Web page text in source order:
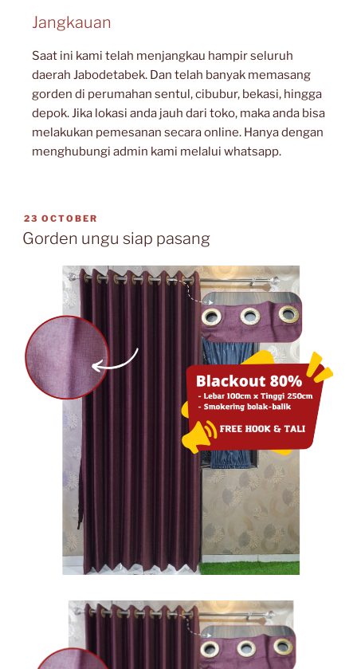
Jangkauan
Saat ini kami telah menjangkau hampir seluruh
daerah Jabodetabek. Dan telah banyak memasang
gorden di perumahan sentul, cibubur, bekasi, hingga
depok. Jika lokasi anda jauh dari toko, maka anda bisa
melakukan pemesanan secara online. Hanya dengan
menghubungi admin kami melalui whatsapp.
23 OCTOBER
Gorden ungu siap pasang